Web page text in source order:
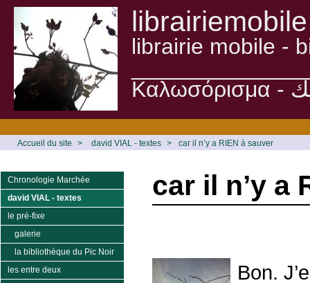
librairiemobile
librairie mobile -
Accueil du site > david VIAL - textes > car il n’y a RIEN à sauver
car il n’y a
Bon.
Chronologie Marchée
david VIAL - textes
le pré-fixe
galerie
la bibliothèque du Pic Noir
les entre deux